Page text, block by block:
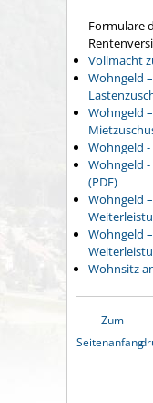
Formulare
Vollmacht
Wohngeld
Wohngeld
Wohngeld
Wohngeld
(PDF)
Wohngeld
Wohngeld
Wohnsitz
Zum
Seitenanfang